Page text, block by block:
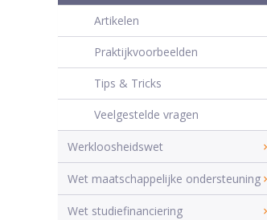
Artikelen
Praktijkvoorbeelden
Tips & Tricks
Veelgestelde vragen
Werkloosheidswet
Wet maatschappelijke ondersteuning
Wet studiefinanciering